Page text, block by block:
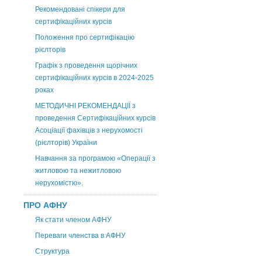
Рекомендовані спікери для
сертифікаційних курсів
Положення про сертифікацію
рієлторів
Графік з проведення щорічних
сертифікаційних курсів в 2024-2025
роках
МЕТОДИЧНІ РЕКОМЕНДАЦІЇ з
проведення Сертифікаційних курсів
Асоціації фахівців з нерухомості
(рієлторів) України
Навчання за програмою «Операції з
житловою та нежитловою
нерухомістю».
ПРО АФНУ
Як стати членом АФНУ
Переваги членства в АФНУ
Структура